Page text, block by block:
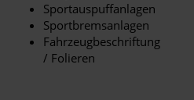
Sportauspuffanlagen
Sportbremsanlagen
Fahrzeugbeschriftung
/ Folieren